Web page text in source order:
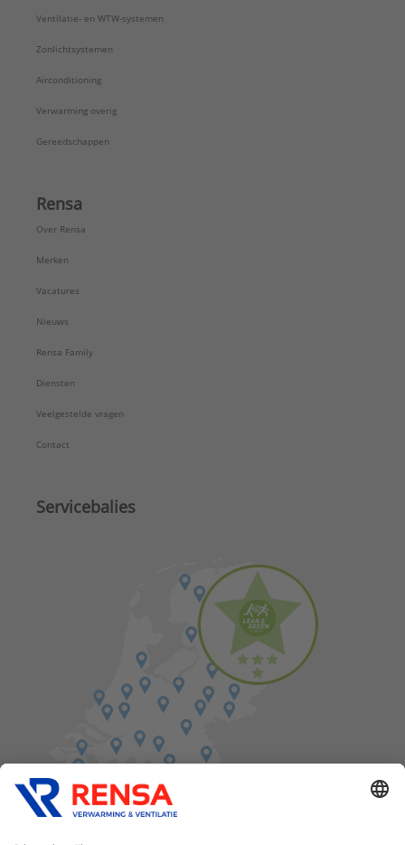
Ventilatie- en WTW-systemen
Zonlichtsystemen
Airconditioning
Verwarming overig
Gereedschappen
Rensa
Over Rensa
Merken
Vacatures
Nieuws
Rensa Family
Diensten
Veelgestelde vragen
Contact
Servicebalies